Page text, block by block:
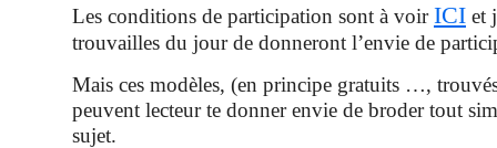
Les conditions de participation sont à voirICI et
trouvailles du jour de donneront l’envie de
Mais ces modèles, (en principe gratuits …,
peuvent lecteur te donner envie de broder tout
sujet.